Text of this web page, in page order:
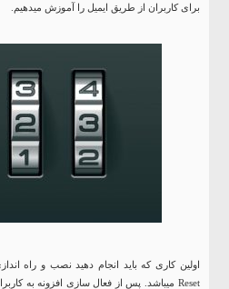
برای کاربران از طریق ایمیل را آموزش میدهیم.